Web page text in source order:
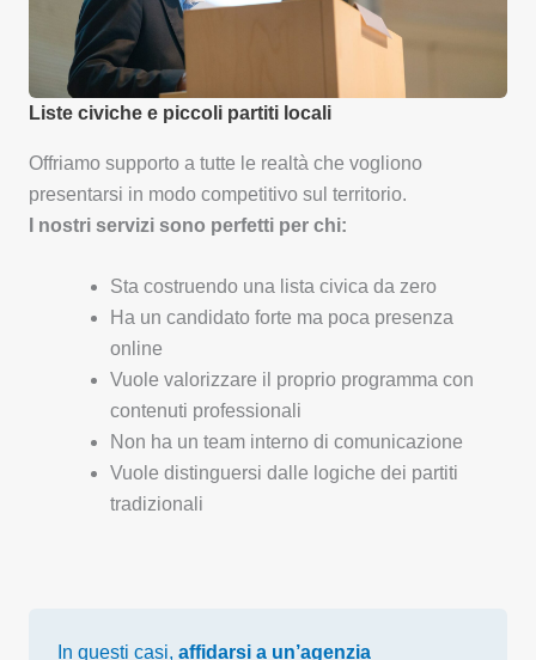
Liste civiche e piccoli partiti locali
Offriamo supporto a tutte le realtà che vogliono
presentarsi in modo competitivo sul territorio.
I nostri servizi sono perfetti per chi:
Sta costruendo una lista civica da zero
Ha un candidato forte ma poca presenza
online
Vuole valorizzare il proprio programma con
contenuti professionali
Non ha un team interno di comunicazione
Vuole distinguersi dalle logiche dei partiti
tradizionali
In questi casi, affidarsi a un’agenzia